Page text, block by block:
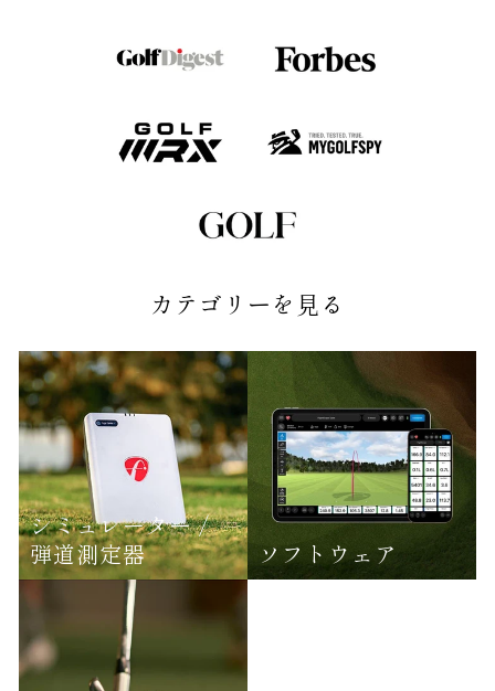
カテゴリーを見る
シミュレーター /
弾道測定器
ソフトウェア